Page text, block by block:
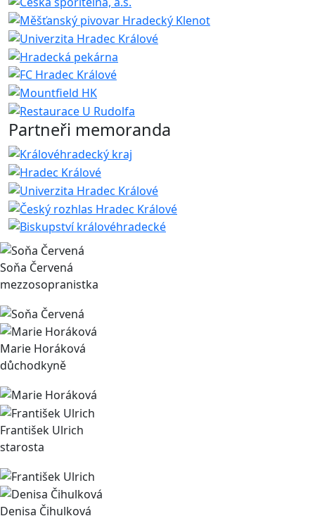
Partneři memoranda
Soňa Červená
mezzosopranistka
Marie Horáková
důchodkyně
František Ulrich
starosta
Denisa Čihulková